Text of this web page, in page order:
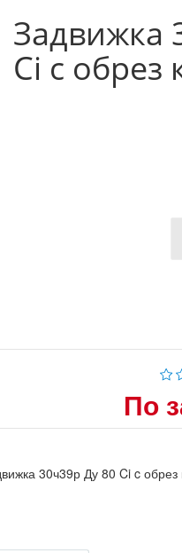
Задвижка
Ci c обрез
По
30ч39р Ду 80 Ci c обрез